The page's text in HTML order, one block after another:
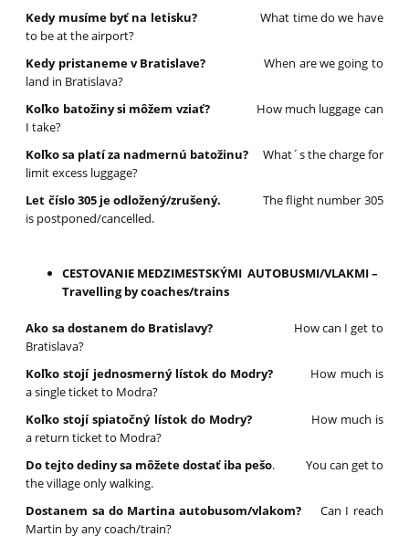
Kedy musíme byť na letisku?What time do we have
to be at the airport?
Kedy pristaneme v Bratislave?When are we going to
land in Bratislava?
Koľko batožiny si môžem vziať? How much luggage can
I take?
Koľko sa platí za nadmernú batožinu? What´s the charge for
limit excess luggage?
Let číslo 305 je odložený/zrušený. The flight number 305
is postponed/cancelled.
CESTOVANIE MEDZIMESTSKÝMI AUTOBUSMI/VLAKMI –
Travelling by coaches/trains
Ako sa dostanem do Bratislavy? How can I get to
Bratislava?
Koľko stojí jednosmerný lístok do Modry? How much is
a single ticket to Modra?
Koľko stojí spiatočný lístok do Modry? How much is
a return ticket to Modra?
Do tejto dediny sa môžete dostať iba pešo. You can get to
the village only walking.
Dostanem sa do Martina autobusom/vlakom?Can I reach
Martin by any coach/train?